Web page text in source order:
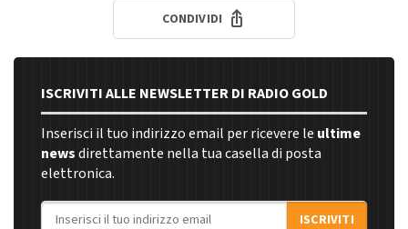
CONDIVIDI
ISCRIVITI ALLE NEWSLETTER DI RADIO GOLD
Inserisci il tuo indirizzo email per ricevere le ultime
newsdirettamente nella tua casella di posta
elettronica.
Indirizzo email
ISCRIVITI